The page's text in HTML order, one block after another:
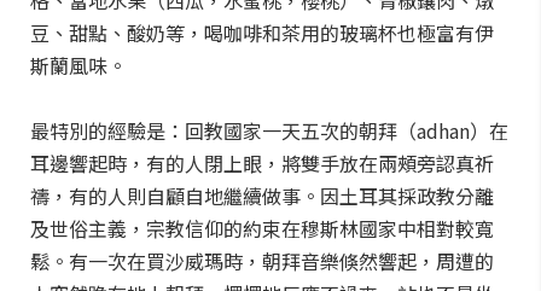
豆、甜點、酸奶等，喝咖啡和茶用的玻璃杯也極富有伊
斯蘭風味。
最特別的經驗是：回教國家一天五次的朝拜（adhan）在
耳邊響起時，有的人閉上眼，將雙手放在兩頰旁認真祈
禱，有的人則自顧自地繼續做事。因土耳其採政教分離
及世俗主義，宗教信仰的約束在穆斯林國家中相對較寬
鬆。有一次在買沙威瑪時，朝拜音樂倏然響起，周遭的